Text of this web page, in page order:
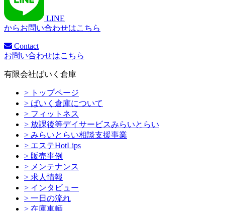
LINE
からお問い合わせはこちら
Contact
お問い合わせはこちら
有限会社ばいく倉庫
> トップページ
> ばいく倉庫について
> フィットネス
> 放課後等デイサービスみらいとらい
> みらいとらい相談支援事業
> エステHotLips
> 販売事例
> メンテナンス
> 求人情報
> インタビュー
> 一日の流れ
> 在庫車輌